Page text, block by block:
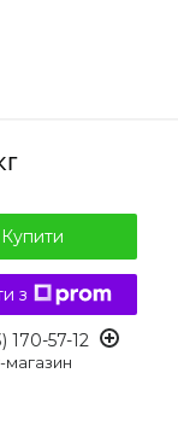
Купити
з
170-57-12
магазин